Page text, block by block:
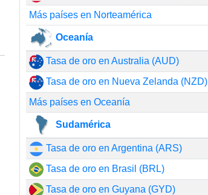
Más países en Norteamérica
Oceanía
Tasa de oro en Australia (AUD)
Tasa de oro en Nueva Zelanda (NZD)
Más países en Oceanía
Sudamérica
Tasa de oro en Argentina (ARS)
Tasa de oro en Brasil (BRL)
Tasa de oro en Guyana (GYD)